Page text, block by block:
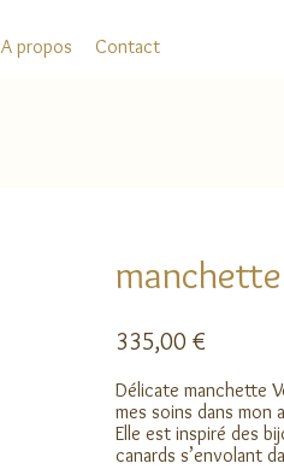
A propos Contact
335,00 €
Délicate manchette
mes soins dans mon
Elle est inspiré des
canards s’envolant